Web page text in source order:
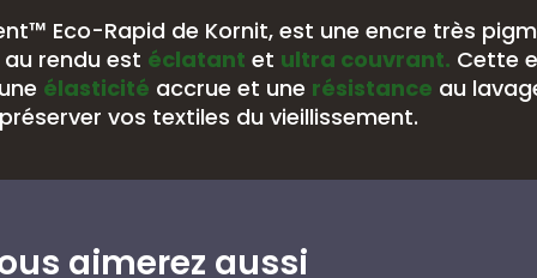
Eco-Rapid de Kornit, est une encre très
au rendu est éclatant et ultra couvrant. Cette
élasticité accrue et une résistance au
vos textiles du vieillissement.
aimerez aussi